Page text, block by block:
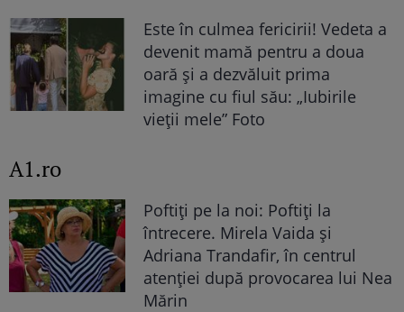
Este în culmea fericirii! Vedeta a
devenit mamă pentru a doua
oară și a dezvăluit prima
imagine cu fiul său: „Iubirile
vieții mele” Foto
A1.ro
Poftiți pe la noi: Poftiți la
întrecere. Mirela Vaida și
Adriana Trandafir, în centrul
atenției după provocarea lui Nea
Mărin